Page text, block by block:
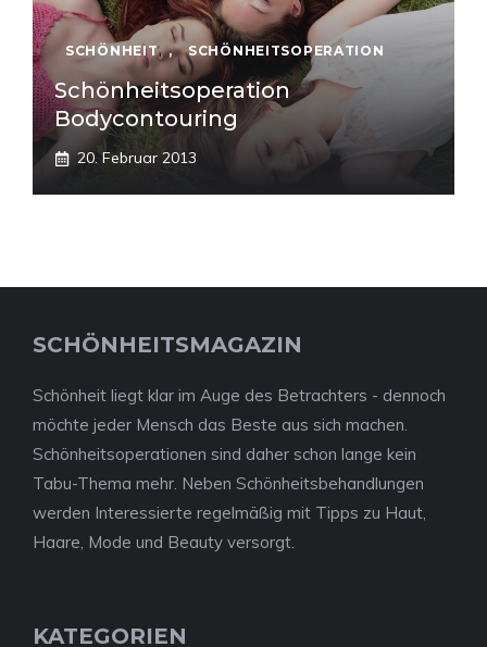
SCHÖNHEIT , SCHÖNHEITSOPERATION
Schönheitsoperation
Bodycontouring
20. Februar 2013
SCHÖNHEITSMAGAZIN
Schönheit liegt klar im Auge des Betrachters - dennoch
möchte jeder Mensch das Beste aus sich machen.
Schönheitsoperationen sind daher schon lange kein
Tabu-Thema mehr. Neben Schönheitsbehandlungen
werden Interessierte regelmäßig mit Tipps zu Haut,
Haare, Mode und Beauty versorgt.
KATEGORIEN